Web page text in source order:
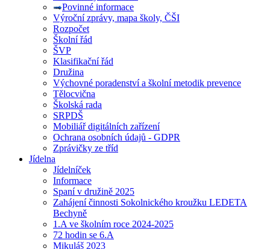
Povinné informace
Výroční zprávy, mapa školy, ČŠI
Rozpočet
Školní řád
ŠVP
Klasifikační řád
Družina
Výchovné poradenství a školní metodik prevence
Tělocvična
Školská rada
SRPDŠ
Mobiliář digitálních zařízení
Ochrana osobních údajů - GDPR
Zprávičky ze tříd
Jídelna
Jídelníček
Informace
Spaní v družině 2025
Zahájení činnosti Sokolnického kroužku LEDETA
Bechyně
1.A ve školním roce 2024-2025
72 hodin se 6.A
Mikuláš 2023